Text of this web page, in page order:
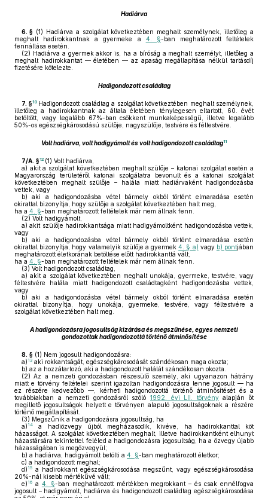
Hadiárva
6. § (1) Hadiárva a szolgálat következtében meghalt személynek, illetőleg a
meghalt hadirokkantnak a gyermeke a 4. §-ban meghatározott feltételek
fennállása esetén.
(2) Hadiárva a gyermek akkor is, ha a bíróság a meghalt személyt, illetőleg a
meghalt hadirokkantat — életében — az apaság megállapítása nélkül tartásdíj
fizetésére kötelezte.
Hadigondozott családtag
7. §10 Hadigondozott családtag a szolgálat következtében meghalt személynek,
illetőleg a hadirokkantnak az általa életében ténylegesen eltartott, 60. évét
betöltött, vagy legalább 67%-ban csökkent munkaképességű, illetve legalább
50%-os egészségkárosodású szülője, nagyszülője, testvére és féltestvére.
Volt hadiárva, volt hadigyámolt és volt hadigondozott családtag11
7/A. §12 (1) Volt hadiárva,
a) akit a szolgálat következtében meghalt szülője – katonai szolgálat esetén a
Magyarország területéről katonai szolgálatra bevonult és a katonai szolgálat
következtében meghalt szülője – halála miatt hadiárvaként hadigondozásba
vettek, vagy
b) aki a hadigondozásba vétel bármely okból történt elmaradása esetén
okirattal bizonyítja, hogy szülője a szolgálat következtében halt meg,
ha a 4. §-ban meghatározott feltételek már nem állnak fenn.
(2) Volt hadigyámolt,
a) akit szülője hadirokkantsága miatt hadigyámoltként hadigondozásba vettek,
vagy
b) aki a hadigondozásba vétel bármely okból történt elmaradása esetén
okirattal bizonyítja, hogy valamelyik szülője a gyermek4. § a) vagy b) pontjában
meghatározott életkorának betöltése előtt hadirokkanttá vált,
ha a 4. §-ban meghatározott feltételek már nem állnak fenn.
(3) Volt hadigondozott családtag,
a) akit a szolgálat következtében meghalt unokája, gyermeke, testvére, vagy
féltestvére halála miatt hadigondozott családtagként hadigondozásba vettek,
vagy
b) aki a hadigondozásba vétel bármely okból történt elmaradása esetén
okirattal bizonyítja, hogy unokája, gyermeke, testvére, vagy féltestvére a
szolgálat következtében halt meg.
A hadigondozásra jogosultság kizárása és megszűnése, egyes nemzeti
gondozottak hadigondozottá történő átminősítése
8. § (1) Nem jogosult hadigondozásra:
a) 13 aki rokkantságát, egészségkárosodását szándékosan maga okozta;
b) az a hozzátartozó, aki a hadigondozott halálát szándékosan okozta.
(2) Az a nemzeti gondozásban részesülő személy, aki ugyanazon hátrány
miatt e törvény feltételei szerint igazoltan hadigondozásra lenne jogosult — ha
ez részére kedvezőbb —, kérheti hadigondozottá történő átminősítését és a
továbbiakban a nemzeti gondozásról szóló 1992. évi LII. törvényalapján őt
megillető jogosultságok helyett e törvényen alapuló jogosultságoknak a részére
történő megállapítását.
(3) Megszűnik a hadigondozásra jogosultság, ha
a) 14
a hadiözvegy újból megházasodik, kivéve, ha hadirokkanttal köt
házasságot. A szolgálat következtében meghalt, illetve hadirokkantként elhunyt
házastársára tekintettel feléled a hadigondozásra jogosultság, ha a özvegy újabb
házasságában is megözvegyül;
b) a hadiárva, hadigyámolt betölti a 4. §-ban meghatározott életkor;
c) a hadigondozott meghal;
d) 15 a hadirokkant egészségkárosodása megszűnt, vagy egészségkárosodása
20%-nál kisebb mértékűvé vált;
e) 16 a 4. §-ban meghatározott mértékben megrokkant – és csak ennélfogva
jogosult – hadigyámolt, hadiárva és hadigondozott családtag egészségkárosodása